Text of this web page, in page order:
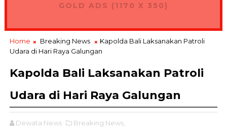
GOLD ADS (1170 X 350)
Home Breaking News
Kapolda Bali Laksanakan Patroli
Udara di Hari Raya Galungan
Kapolda Bali Laksanakan Patroli
Udara di Hari Raya Galungan
Dewata News Breaking News,